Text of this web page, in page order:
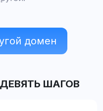
домен
ДЕВЯТЬ ШАГОВ